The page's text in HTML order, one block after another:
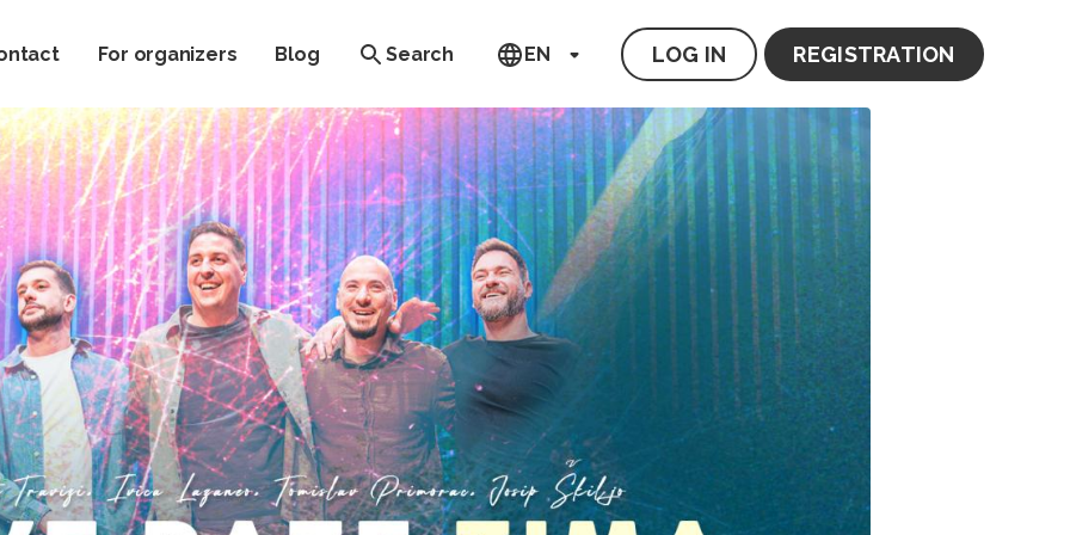
For organizers Blog Search EN LOG IN REGISTRATION